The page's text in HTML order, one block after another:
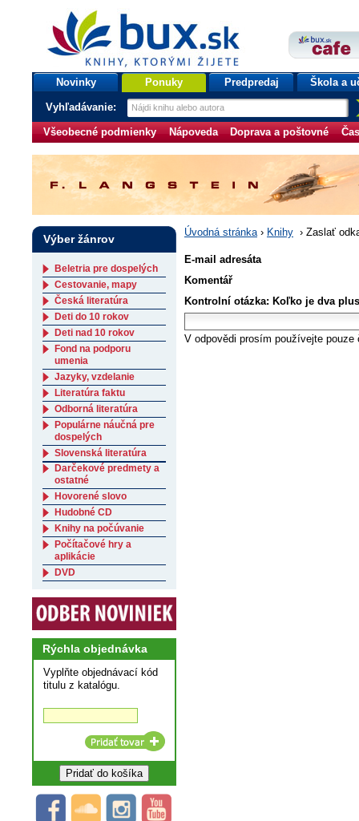
bux.sk
knihy, ktorými žijete
Úvodná stránka
Novinky Ponuky Predpredaj Škola a
Vyhľadávanie:
Všeobecné podmienky Nápoveda Doprava a poštovné
Úvodná stránka› Knihy › Zaslať
E-mail adresáta
Komentář
Kontrolní otázka: Koľko je dva
V odpovědi prosím používejte pouze
Výber žánrov
Beletria pre dospelých
Cestovanie, mapy
Česká literatúra
Deti do 10 rokov
Deti nad 10 rokov
Fond na podporu
umenia
Jazyky, vzdelanie
Literatúra faktu
Odborná literatúra
Populárne náučná pre
dospelých
Slovenská literatúra
Darčekové predmety a
ostatné
Hovorené slovo
Hudobné CD
Knihy na počúvanie
Počítačové hry a
aplikácie
DVD
Rýchla objednávka
Vyplňte objednávací kód
titulu z katalógu.